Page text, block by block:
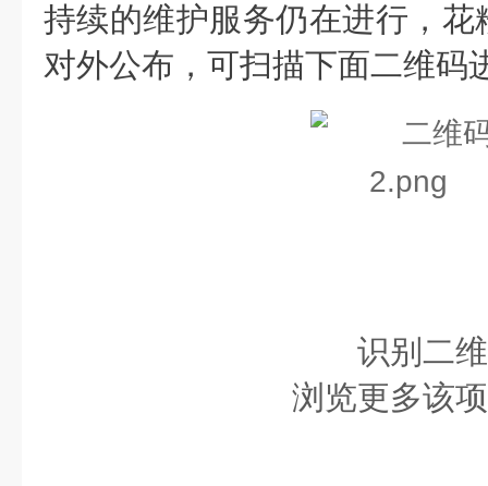
持续的维护服务仍在进行，
对外公布， 可扫描下面二维码
识别二
浏览更多该